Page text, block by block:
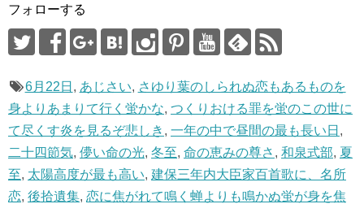
フォローする
6月22日 , あじさい, さゆり葉のしられぬ恋もあるものを
身よりあまりて行く蛍かな, つくりおける罪を蛍のこの世に
て尽くす炎を見るぞ悲しき , 一年の中で昼間の最も長い日 ,
二十四節気, 儚い命の光, 冬至, 命の恵みの尊さ , 和泉式部, 夏
至, 太陽高度が最も高い, 建保三年内大臣家百首歌に、名所
恋, 後拾遺集, 恋に焦がれて鳴く蝉よりも鳴かぬ蛍が身を焦